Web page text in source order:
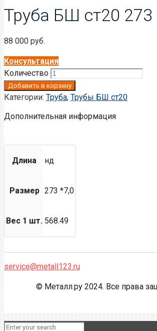
Труба БШ ст20 273
88 000 руб.
Консультация
Количество
Добавить в корзину
Категории: Труба, Трубы БШ ст20
Дополнительная информация
Длина нд
Размер 273 *7,0
Вес 1 шт. 568.49
service@metall123.ru
© Металл.ру 2024. Все права